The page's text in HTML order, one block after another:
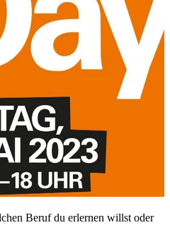
Beruf du erlernen willst oder